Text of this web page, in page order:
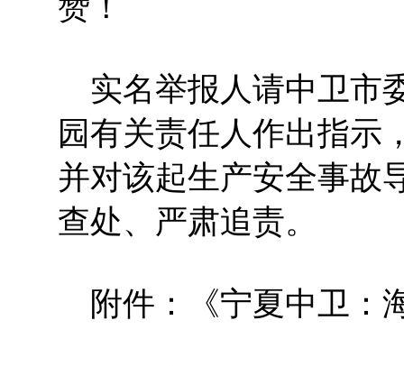
实名举报人请中卫市
园有关责任人作出指示
并对该起生产安全事故
查处、严肃追责。
附件：《宁夏中卫：